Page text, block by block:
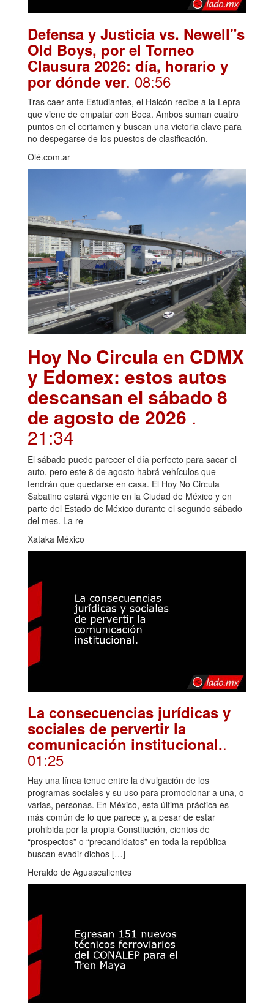
Defensa y Justicia vs. Newell"s
Old Boys, por el Torneo
Clausura 2026: día, horario y
por dónde ver. 08:56
Tras caer ante Estudiantes, el Halcón recibe a la Lepra
que viene de empatar con Boca. Ambos suman cuatro
puntos en el certamen y buscan una victoria clave para
no despegarse de los puestos de clasificación.
Olé.com.ar
Hoy No Circula en CDMX
y Edomex: estos autos
descansan el sábado 8
de agosto de 2026 .
21:34
El sábado puede parecer el día perfecto para sacar el
auto, pero este 8 de agosto habrá vehículos que
tendrán que quedarse en casa. El Hoy No Circula
Sabatino estará vigente en la Ciudad de México y en
parte del Estado de México durante el segundo sábado
del mes. La re
Xataka México
La consecuencias jurídicas y
sociales de pervertir la
comunicación institucional..
01:25
Hay una línea tenue entre la divulgación de los
programas sociales y su uso para promocionar a una, o
varias, personas. En México, esta última práctica es
más común de lo que parece y, a pesar de estar
prohibida por la propia Constitución, cientos de
“prospectos” o “precandidatos” en toda la república
buscan evadir dichos […]
Heraldo de Aguascalientes